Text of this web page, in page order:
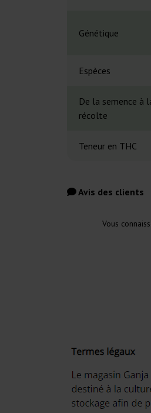
Génétique
Espèces
De la semence à
récolte
Teneur en THC
Avis des clients
Vous